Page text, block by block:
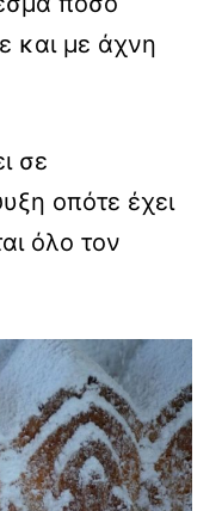
και με άχνη
σε
οπότε έχει
όλο τον